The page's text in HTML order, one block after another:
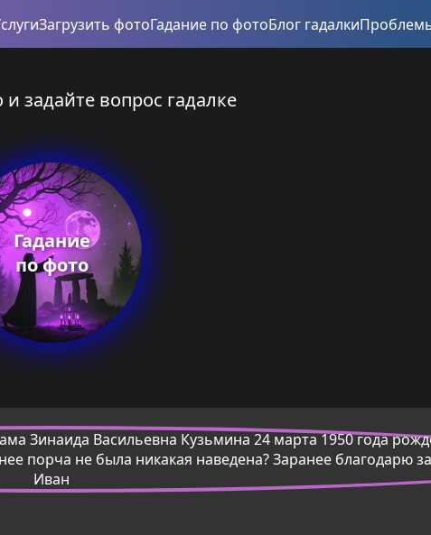
Загрузить фотоГадание по фотоБлог гадалки
и задайте вопрос гадалке
Гадание
по фото